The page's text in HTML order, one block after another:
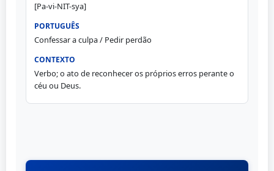
[Pa-vi-NIT-sya]
Confessar a culpa / Pedir perdão
Verbo; o ato de reconhecer os próprios erros perante o
céu ou Deus.